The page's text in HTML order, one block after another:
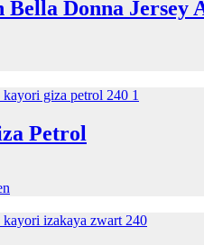
Bella Donna Jersey
Petrol